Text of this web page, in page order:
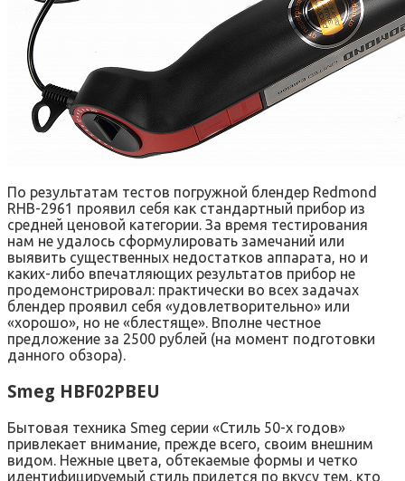
По результатам тестов погружной блендер Redmond
RHB-2961 проявил себя как стандартный прибор из
средней ценовой категории. За время тестирования
нам не удалось сформулировать замечаний или
выявить существенных недостатков аппарата, но и
каких-либо впечатляющих результатов прибор не
продемонстрировал: практически во всех задачах
блендер проявил себя «удовлетворительно» или
«хорошо», но не «блестяще». Вполне честное
предложение за 2500 рублей (на момент подготовки
данного обзора).
Smeg HBF02PBEU
Бытовая техника Smeg серии «Стиль 50-х годов»
привлекает внимание, прежде всего, своим внешним
видом. Нежные цвета, обтекаемые формы и четко
идентифицируемый стиль придется по вкусу тем, кто